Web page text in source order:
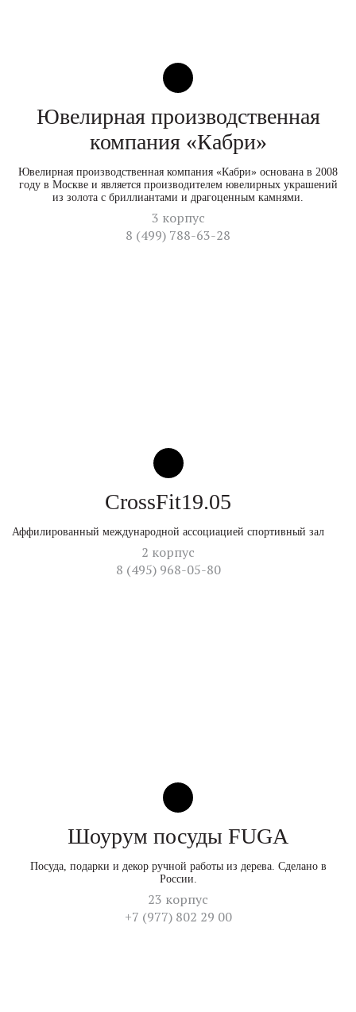
Ювелирная производственная
компания «Кабри»
Ювелирная производственная компания «Кабри» основана в 2008
году в Москве и является производителем ювелирных украшений
из золота с бриллиантами и драгоценным камнями.
3 корпус
8 (499) 788-63-28
CrossFit19.05
Аффилированный международной ассоциацией спортивный зал
2 корпус
8 (495) 968-05-80
Шоурум посуды FUGA
Посуда, подарки и декор ручной работы из дерева. Сделано в
России.
23 корпус
+7 (977) 802 29 00